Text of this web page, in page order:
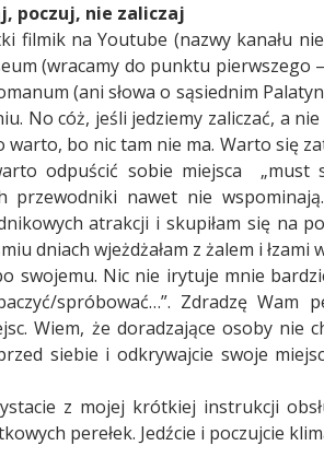
poczuj, nie zaliczaj
filmik na Youtube (nazwy kanału
(wracamy do punktu
(ani słowa o sąsiednim
No cóż, jeśli jedziemy zaliczać, a
warto, bo nic tam nie ma. Warto się
odpuścić sobie miejsca
„must
przewodniki nawet nie
atrakcji i skupiłam się na
dniach wjeżdżałam z żalem i łzami
swojemu. Nic nie irytuje mnie
spróbować…”. Zdradzę
Wiem, że doradzające osoby
siebie i odkrywajcie swoje
z mojej krótkiej instrukcji
perełek. Jedźcie i poczujcie